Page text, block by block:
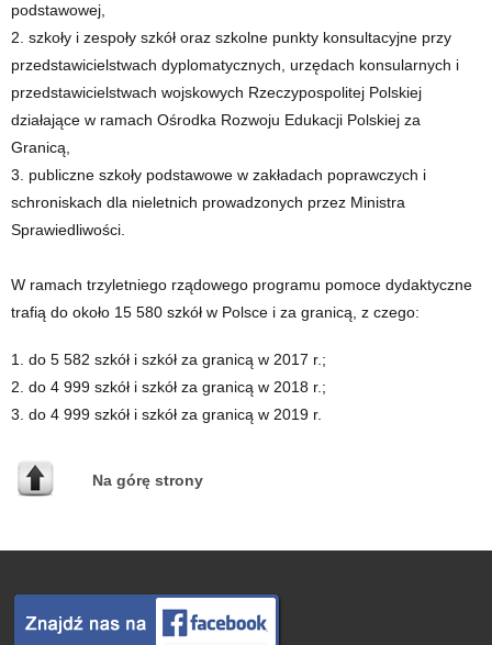
podstawowej,
2. szkoły i zespoły szkół oraz szkolne punkty konsultacyjne przy
przedstawicielstwach dyplomatycznych, urzędach konsularnych i
przedstawicielstwach wojskowych Rzeczypospolitej Polskiej
działające w ramach Ośrodka Rozwoju Edukacji Polskiej za
Granicą,
3. publiczne szkoły podstawowe w zakładach poprawczych i
schroniskach dla nieletnich prowadzonych przez Ministra
Sprawiedliwości.
W ramach trzyletniego rządowego programu pomoce dydaktyczne
trafią do około 15 580 szkół w Polsce i za granicą, z czego:
1. do 5 582 szkół i szkół za granicą w 2017 r.;
2. do 4 999 szkół i szkół za granicą w 2018 r.;
3. do 4 999 szkół i szkół za granicą w 2019 r.
Na górę strony